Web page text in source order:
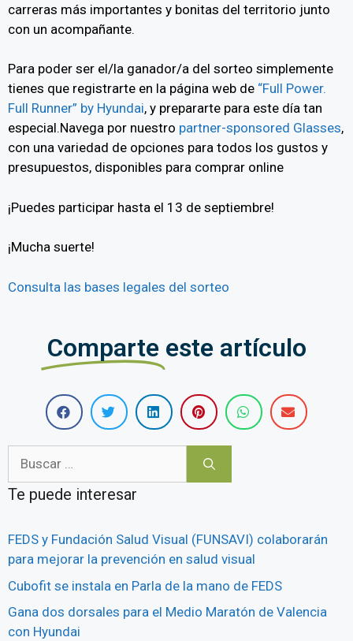
carreras más importantes y bonitas del territorio junto
con un acompañante.
Para poder ser el/la ganador/a del sorteo simplemente
tienes que registrarte en la página web de “Full Power.
Full Runner” by Hyundai, y prepararte para este día tan
especial.Navega por nuestro partner-sponsored Glasses,
con una variedad de opciones para todos los gustos y
presupuestos, disponibles para comprar online
¡Puedes participar hasta el 13 de septiembre!
¡Mucha suerte!
Consulta las bases legales del sorteo
Comparte este artículo
Te puede interesar
FEDS y Fundación Salud Visual (FUNSAVI) colaborarán
para mejorar la prevención en salud visual
Cubofit se instala en Parla de la mano de FEDS
Gana dos dorsales para el Medio Maratón de Valencia
con Hyundai